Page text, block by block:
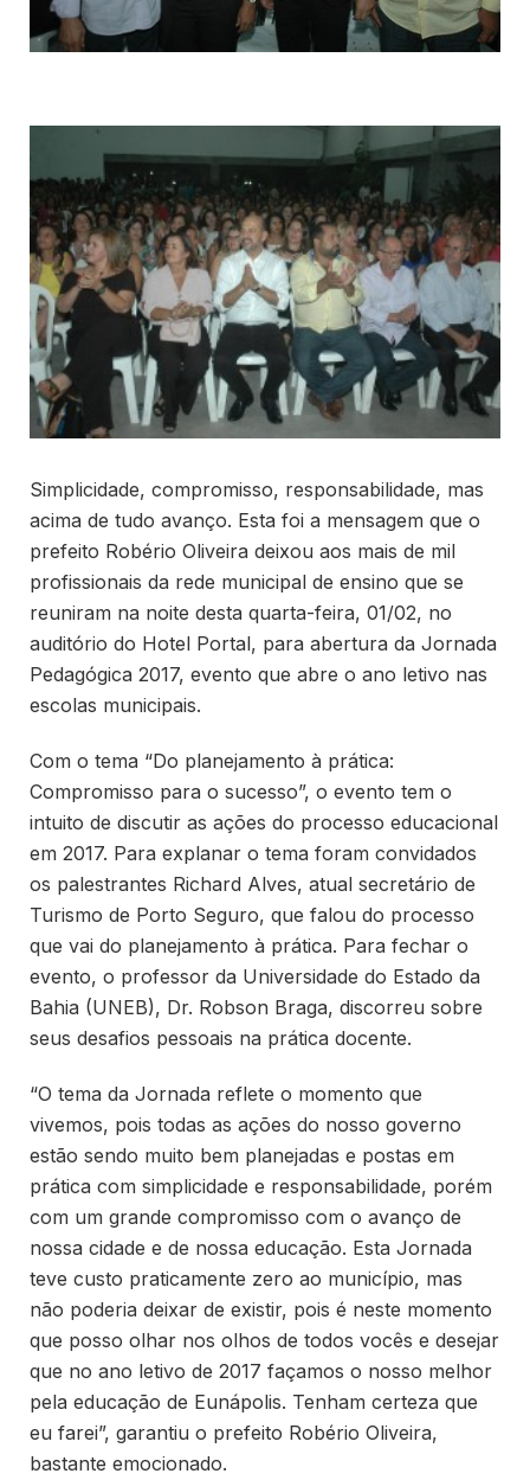
Simplicidade, compromisso, responsabilidade, mas
acima de tudo avanço. Esta foi a mensagem que o
prefeito Robério Oliveira deixou aos mais de mil
profissionais da rede municipal de ensino que se
reuniram na noite desta quarta-feira, 01/02, no
auditório do Hotel Portal, para abertura da Jornada
Pedagógica 2017, evento que abre o ano letivo nas
escolas municipais.
Com o tema “Do planejamento à prática:
Compromisso para o sucesso”, o evento tem o
intuito de discutir as ações do processo educacional
em 2017. Para explanar o tema foram convidados
os palestrantes Richard Alves, atual secretário de
Turismo de Porto Seguro, que falou do processo
que vai do planejamento à prática. Para fechar o
evento, o professor da Universidade do Estado da
Bahia (UNEB), Dr. Robson Braga, discorreu sobre
seus desafios pessoais na prática docente.
“O tema da Jornada reflete o momento que
vivemos, pois todas as ações do nosso governo
estão sendo muito bem planejadas e postas em
prática com simplicidade e responsabilidade, porém
com um grande compromisso com o avanço de
nossa cidade e de nossa educação. Esta Jornada
teve custo praticamente zero ao município, mas
não poderia deixar de existir, pois é neste momento
que posso olhar nos olhos de todos vocês e desejar
que no ano letivo de 2017 façamos o nosso melhor
pela educação de Eunápolis. Tenham certeza que
eu farei”, garantiu o prefeito Robério Oliveira,
bastante emocionado.